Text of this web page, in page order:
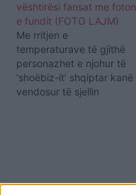
vështirësi fansat me foton
e fundit (FOTO LAJM)
Me rritjen e
temperaturave të gjithë
personazhet e njohur të
‘shoëbiz-it’ shqiptar kanë
vendosur të sjellin